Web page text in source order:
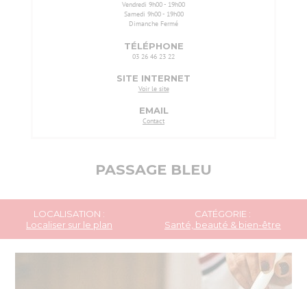
Vendredi 9h00 - 19h00
Samedi 9h00 - 19h00
Dimanche Fermé
TÉLÉPHONE
03 26 46 23 22
SITE INTERNET
Voir le site
EMAIL
Contact
PASSAGE BLEU
LOCALISATION :
Localiser sur le plan
CATÉGORIE :
Santé, beauté & bien-être